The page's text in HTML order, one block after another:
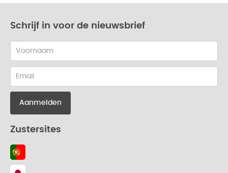
Schrijf in voor de nieuwsbrief
name
Zustersites